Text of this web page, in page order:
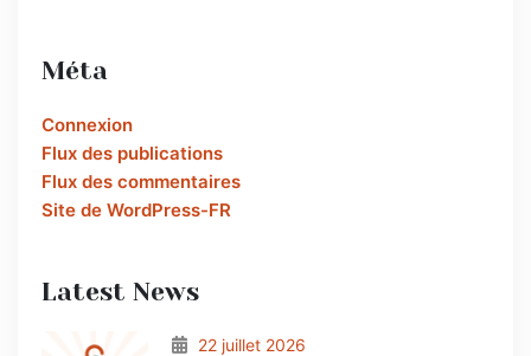
Méta
Connexion
Flux des publications
Flux des commentaires
Site de WordPress-FR
Latest News
22 juillet 2026